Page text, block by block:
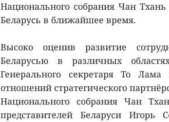
Национального собрания Чан
Беларусь в ближайшее время.
Высоко оценив развитие
Беларусью в различных
Генерального секретаря То
отношений стратегического
Национального собрания Чан
представителей Беларуси Игорь